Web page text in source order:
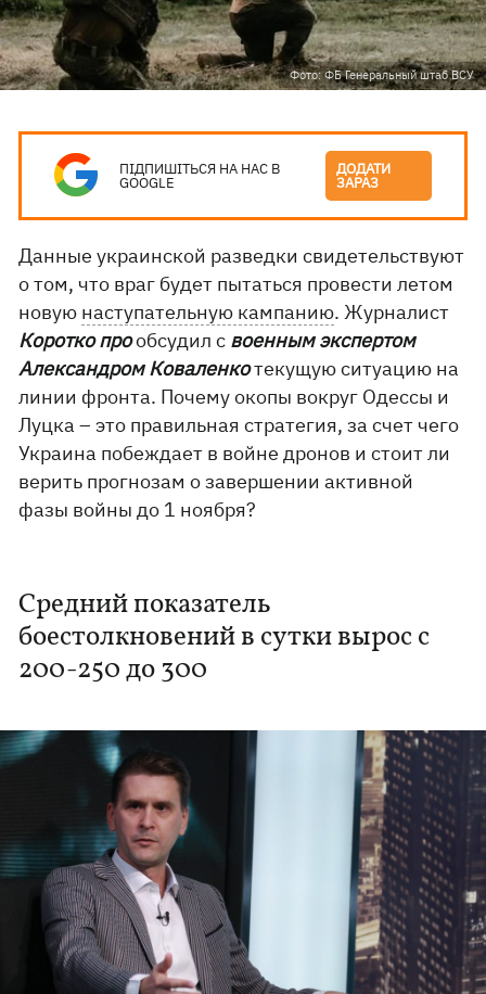
Фото: ФБ Генеральный штаб ВСУ
ПІДПИШІТЬСЯ НА НАС В
GOOGLE
ДОДАТИ
ЗАРАЗ
Данные украинской разведки свидетельствуют
о том, что враг будет пытаться провести летом
новую наступательную кампанию. Журналист
Коротко прообсудил с военным экспертом
Александром Коваленкотекущую ситуацию на
линии фронта. Почему окопы вокруг Одессы и
Луцка – это правильная стратегия, за счет чего
Украина побеждает в войне дронов и стоит ли
верить прогнозам о завершении активной
фазы войны до 1 ноября?
Средний показатель
боестолкновений в сутки вырос с
200-250 до 300